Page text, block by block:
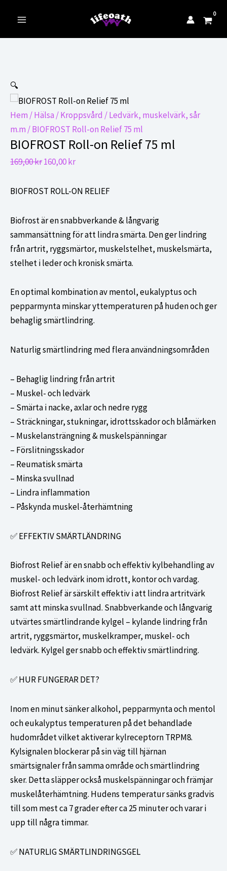
🔍
Hem /Hälsa /Kroppsvård /Ledvärk, muskelvärk, sår
m.m / BIOFROST Roll-on Relief 75 ml
BIOFROST Roll-on Relief 75 ml
169,00krDet
priset
169,00 kr.
160,00krDet
priset
160,00 kr.
BIOFROST ROLL-ON RELIEF
Biofrost är en snabbverkande & långvarig
sammansättning för att lindra smärta. Den ger lindring
från artrit, ryggsmärtor, muskelstelhet, muskelsmärta,
stelhet i leder och kronisk smärta.
En optimal kombination av mentol, eukalyptus och
pepparmynta minskar yttemperaturen på huden och ger
behaglig smärtlindring.
Naturlig smärtlindring med flera användningsområden
– Behaglig lindring från artrit
– Muskel- och ledvärk
– Smärta i nacke, axlar och nedre rygg
– Sträckningar, stukningar, idrottsskador och blåmärken
– Muskelansträngning & muskelspänningar
– Förslitningsskador
– Reumatisk smärta
– Minska svullnad
– Lindra inflammation
– Påskynda muskel-återhämtning
✅ EFFEKTIV SMÄRTLÄNDRING
Biofrost Relief är en snabb och effektiv kylbehandling av
muskel- och ledvärk inom idrott, kontor och vardag.
Biofrost Relief är särskilt effektiv i att lindra artritvärk
samt att minska svullnad. Snabbverkande och långvarig
utvärtes smärtlindrande kylgel – kylande lindring från
artrit, ryggsmärtor, muskelkramper, muskel- och
ledvärk. Kylgel ger snabb och effektiv smärtlindring.
✅ HUR FUNGERAR DET?
Inom en minut sänker alkohol, pepparmynta och mentol
och eukalyptus temperaturen på det behandlade
hudområdet vilket aktiverar kylreceptorn TRPM8.
Kylsignalen blockerar på sin väg till hjärnan
smärtsignaler från samma område och smärtlindring
sker. Detta släpper också muskelspänningar och främjar
muskelåterhämtning. Hudens temperatur sänks gradvis
till som mest ca 7 grader efter ca 25 minuter och varar i
upp till några timmar.
✅ NATURLIG SMÄRTLINDRINGSGEL